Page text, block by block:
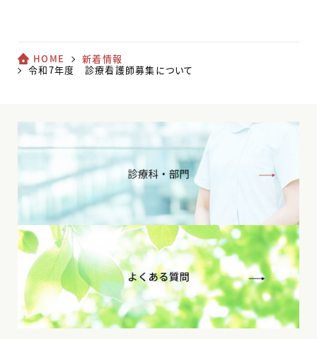
HOME
新着情報
令和7年度 診療看護師募集について